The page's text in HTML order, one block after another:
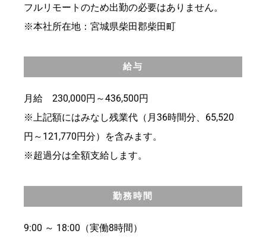
フルリモートのため出勤の必要はありません。
※本社所在地：宮城県柴田郡柴田町
給与
月給 230,000円～436,500円
※上記額にはみなし残業代（月36時間分、65,520
円～121,770円分）を含みます。
※超過分は全額支給します。
勤務時間
9:00 ～ 18:00（実働8時間）